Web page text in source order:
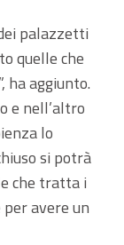
palazzetti
quelle che
ha aggiunto.
e nell’altro
lo
si potrà
che tratta i
avere un